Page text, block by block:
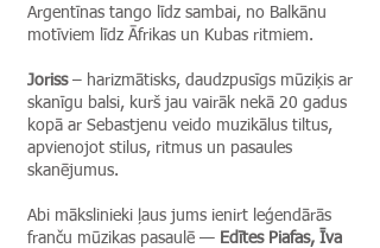
Argentīnas tango līdz sambai, no Balkānu
motīviem līdz Āfrikas un Kubas ritmiem.
Joriss – harizmātisks, daudzpusīgs mūziķis ar
skanīgu balsi, kurš jau vairāk nekā 20 gadus
kopā ar Sebastjenu veido muzikālus tiltus,
apvienojot stilus, ritmus un pasaules
skanējumus.
Abi mākslinieki ļaus jums ienirt leģendārās
franču mūzikas pasaulē — Edītes Piafas, Īva